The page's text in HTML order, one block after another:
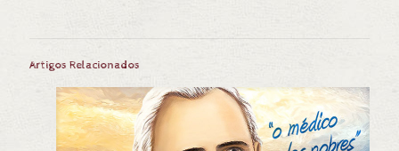
Artigos Relacionados